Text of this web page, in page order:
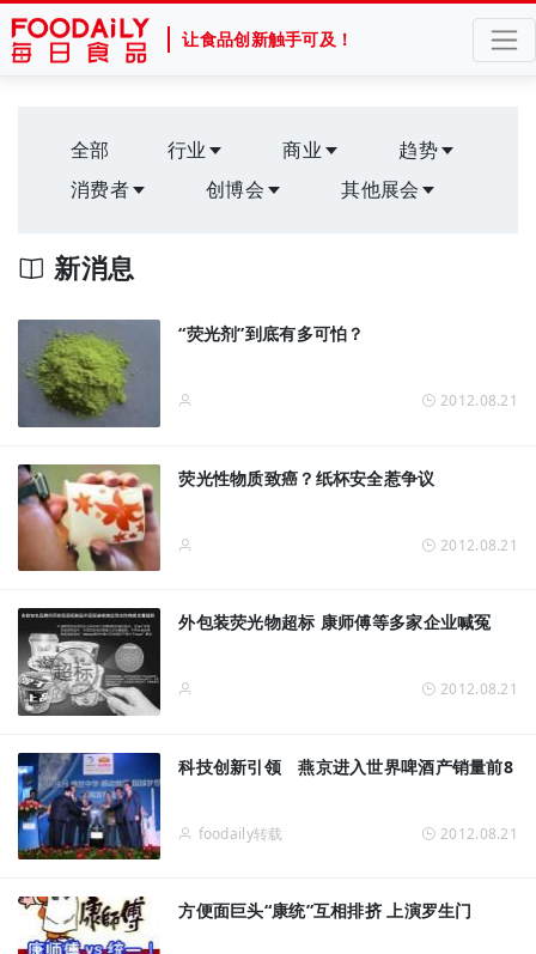
让食品创新触手可及！
全部 行业 商业
趋势
消费者
创博会 其他展会
新消息
“荧光剂”到底有多可怕？
2012.08.21
荧光性物质致癌？纸杯安全惹争议
2012.08.21
外包装荧光物超标 康师傅等多家企业喊冤
2012.08.21
科技创新引领 燕京进入世界啤酒产销量前8
foodaily转载 2012.08.21
方便面巨头“康统”互相排挤 上演罗生门